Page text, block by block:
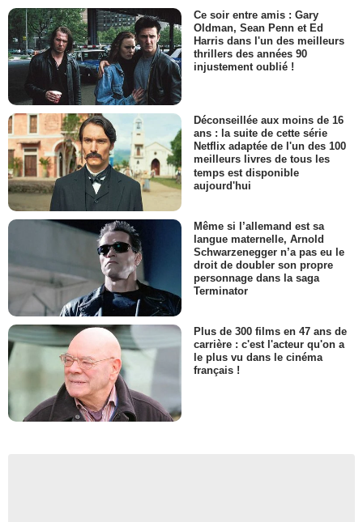
Ce soir entre amis : Gary
Oldman, Sean Penn et Ed
Harris dans l'un des meilleurs
thrillers des années 90
injustement oublié !
Déconseillée aux moins de 16
ans : la suite de cette série
Netflix adaptée de l'un des 100
meilleurs livres de tous les
temps est disponible
aujourd'hui
Même si l’allemand est sa
langue maternelle, Arnold
Schwarzenegger n’a pas eu le
droit de doubler son propre
personnage dans la saga
Terminator
Plus de 300 films en 47 ans de
carrière : c'est l'acteur qu'on a
le plus vu dans le cinéma
français !